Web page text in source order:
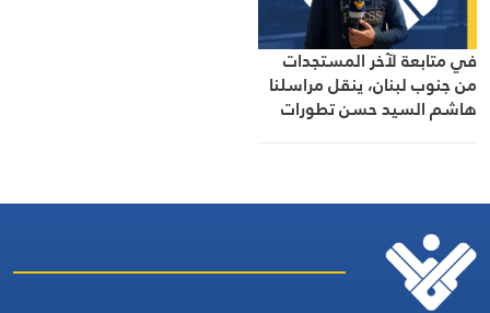
في متابعة لآخر المستجدات
من جنوب لبنان، ينقل مراسلنا
هاشم السيد حسن تطورات